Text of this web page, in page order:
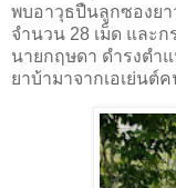
พบอาวุธปืนลูกซองยา
จำนวน 28 เม็ด และ
นายกฤษดา ดำรงตำ
ยาบ้ามาจากเอเย่นต์